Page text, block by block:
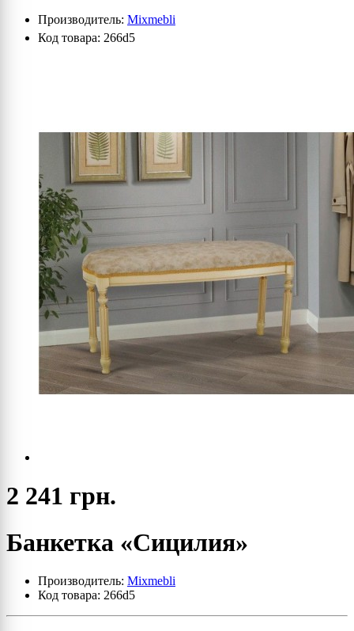
Производитель: Mixmebli
Код товара: 266d5
2 241 грн.
Банкетка «Сицилия»
Производитель: Mixmebli
Код товара: 266d5